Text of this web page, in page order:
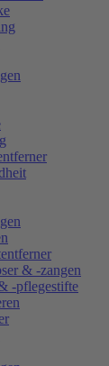
& -zangen
-pflegestifte